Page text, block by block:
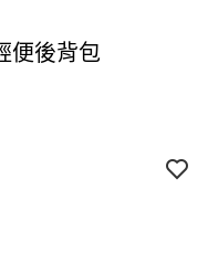
便後背包